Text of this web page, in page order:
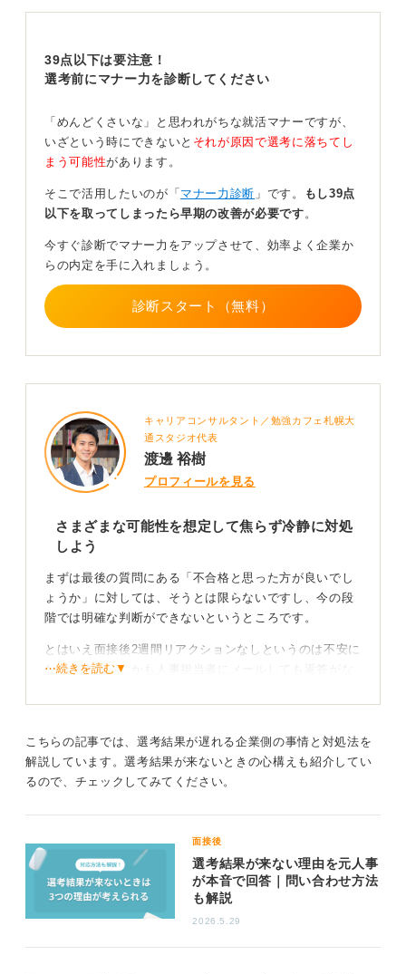
メールを見落とされている可能性も
られます。合格の連絡をしようとしたところで、良さそ
うな候補者が現れて、その人のhiring managerとの面接
が終了するまで最終判断の連絡ができないというケース
そのほか、予算の確認や組織内の変更など、採用に影響
も考えられます。たくさんの問い合わせに対応してい
て、メールを見落としている可能性もあります。
2〜3週間に1度程度、フォローアップのメールを送るこ
とを検討してみましょう。ほかの機会も検討し、応募を
39点以下は要注意！
選考前にマナー力を診断してください
「めんどくさいな」と思われがちな就活マナーですが、
いざという時にできないと それが原因で選考に落ちてし
まう可能性があります。
そこで活用したいのが「 マナー力診断 」です。
もし39点
以下を取ってしまったら早期の改善が必要です 。
今すぐ診断でマナー力をアップさせて、効率よく企業か
らの内定を手に入れましょう。
診断スタート（無料）
キャリアコンサルタント／勉強カフェ札幌大
通スタジオ代表
渡邊 裕樹
プロフィールを見る
さまざまな可能性を想定して焦らず冷静に対処
しよう
まずは最後の質問にある「不合格と思った方が良いでし
ょうか」に対しては、そうとは限らないですし、今の段
階では明確な判断ができないというところです。
とはいえ面接後2週間リアクションなしというのは不安に
なりますね。しかも人事担当者にメールしても返答がな
くつかあげますね。
まずは、採用担当者への再度の連絡を試みることです。
先にメールしてから何日経っているのか質問内容からは
わかりませんが、メールの翌日に返信がないというので
で丁寧な文面のメールをするように気を付けてくださ
ここでメール内容から質問者さんのイライラした感情
や、企業側を責めるような雰囲気が伝わってしまうとそ
⋯続きを読む▼
こちらの記事では、選考結果が遅れる企業側の事情と対処法を
解説しています。選考結果が来ないときの心構えも紹介してい
るので、チェックしてみてください。
面接後
選考結果が来ない理由を元人事
が本音で回答｜問い合わせ方法
も解説
2026.5.29